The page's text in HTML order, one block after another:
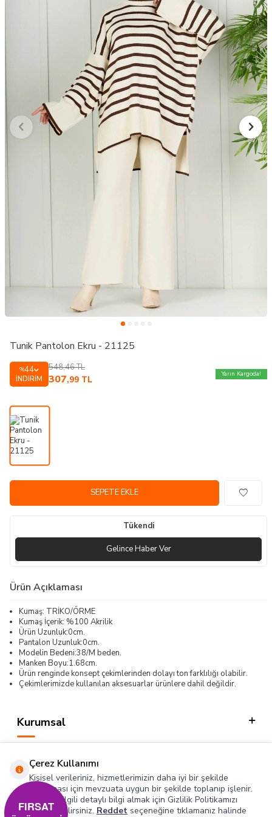
Tunik Pantolon Ekru - 21125
%44
İNDIRIM
548,46TL
307,99 TL
Yarın Kargoda!
SEPETE EKLE
Tükendi
Gelince Haber Ver
Ürün Açıklaması
Kumaş: TRİKO/ÖRME
Kumaş İçerik: %100 Akrilik
Ürün Uzunluk:0cm.
Pantalon Uzunluk:0cm.
Modelin Bedeni:38/M beden.
Manken Boyu:1.68cm.
Ürün renginde konsept çekimlerinden dolayı ton farklılığı olabilir.
Çekimlerimizde kullanılan aksesuarlar ürünlere dahil değildir.
Kurumsal
Hızlı Erişim
Sosyal
Çerez Kullanımı
Kişisel verileriniz, hizmetlerimizin daha iyi bir şekilde
sunulması için mevzuata uygun bir şekilde toplanıp işlenir.
Konuyla ilgili detaylı bilgi almak için Gizlilik Politikamızı
inceleyebilirsiniz. Reddet seçeneğine tıklamanız halinde
FIRSAT